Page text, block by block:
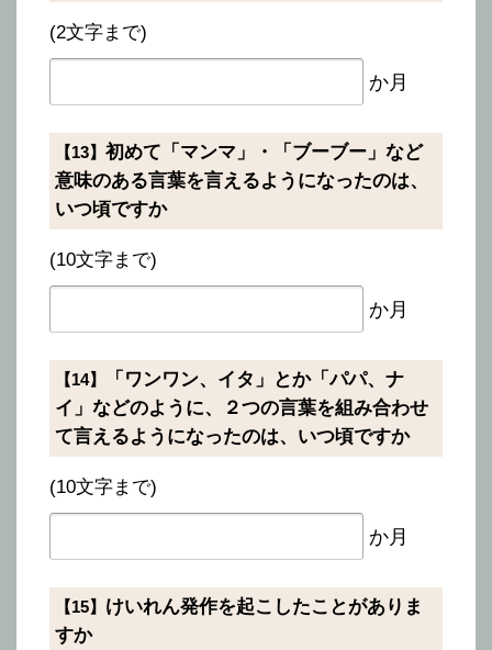
(2文字まで)
か月
【13】 初めて「マンマ」・「ブーブー」など
意味のある言葉を言えるようになったのは、
いつ頃ですか
(10文字まで)
か月
【14】
「ワンワン、イタ」とか「パパ、ナ
イ」などのように、２つの言葉を組み合わせ
て言えるようになったのは、いつ頃ですか
(10文字まで)
か月
【15】 けいれん発作を起こしたことがありま
すか